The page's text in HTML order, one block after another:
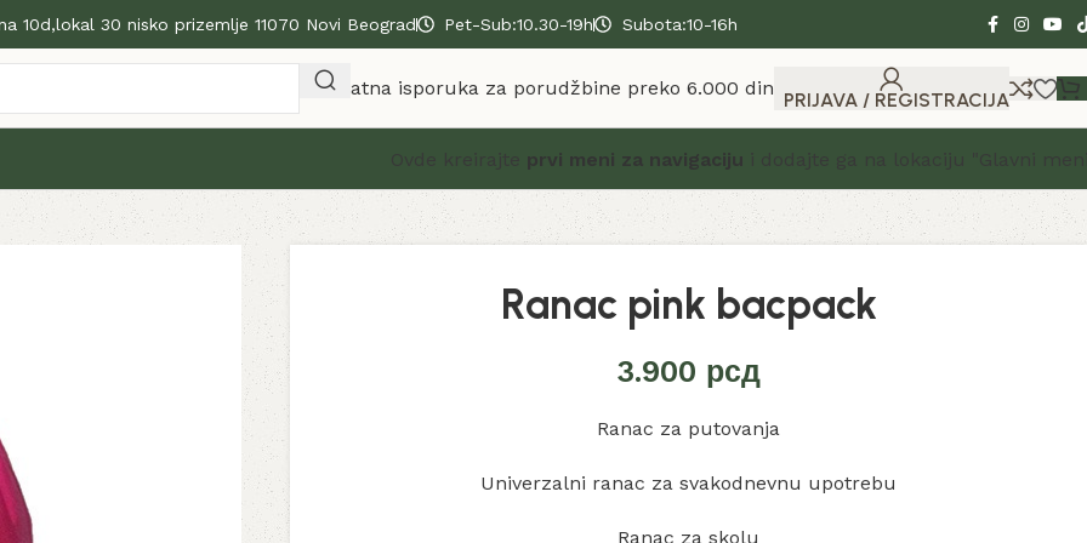
10d,lokal 30 nisko prizemlje 11070 Novi Beograd Pet-Sub:10.30-19h Subota:10-16h
Besplatna isporuka za porudžbine preko 6.000 din PRIJAVA / REGISTRACIJA
Ovde kreirajte prvi meni za navigaciju i dodajte ga na lokaciju "Glavni
Ranac pink bacpack
3.900 рсд
Ranac za putovanja
Univerzalni ranac za svakodnevnu upotrebu
Ranac za skolu